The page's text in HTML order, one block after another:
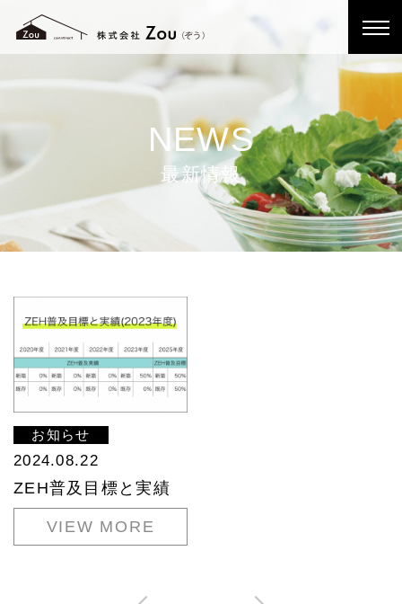
NEWS
最新情報
お知らせ
2024.08.22
ZEH普及目標と実績
VIEW MORE